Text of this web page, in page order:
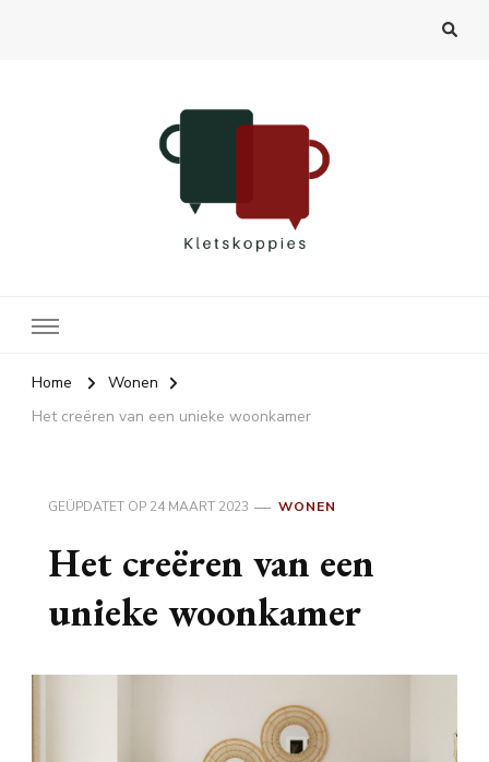
Home
Wonen
Het creëren van een unieke woonkamer
GEÜPDATET OP 24 MAART 2023 WONEN
Het creëren van een
unieke woonkamer